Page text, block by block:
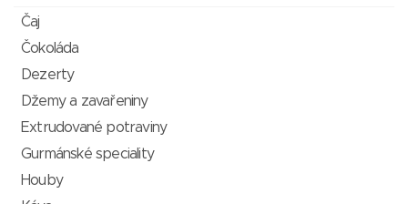
Čaj
Čokoláda
Dezerty
Džemy a zavařeniny
Extrudované potraviny
Gurmánské speciality
Houby